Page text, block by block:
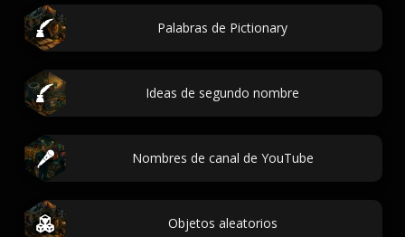
Palabras de Pictionary
Ideas de segundo nombre
Nombres de canal de YouTube
Objetos aleatorios